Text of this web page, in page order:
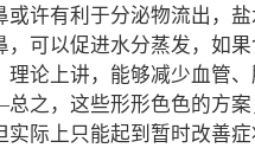
或许有利于分泌物流出，
，可以促进水分蒸发，如
理论上讲，能够减少血管、
之，这些形形色色的方案
实际上只能起到暂时改善